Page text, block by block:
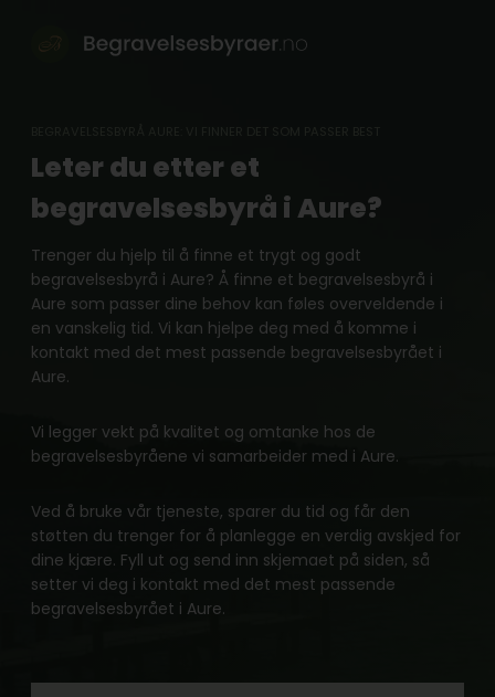
Leter du etter et
begravelsesbyrå i Aure?
Trenger du hjelp til å finne et trygt og godt
begravelsesbyrå i Aure? Å finne et begravelsesbyrå i
Aure som passer dine behov kan føles overveldende i
en vanskelig tid. Vi kan hjelpe deg med å komme i
kontakt med det mest passende begravelsesbyrået i
Aure.
Vi legger vekt på kvalitet og omtanke hos de
begravelsesbyråene vi samarbeider med i Aure.
Ved å bruke vår tjeneste, sparer du tid og får den
støtten du trenger for å planlegge en verdig avskjed for
dine kjære. Fyll ut og send inn skjemaet på siden, så
setter vi deg i kontakt med det mest passende
begravelsesbyrået i Aure.